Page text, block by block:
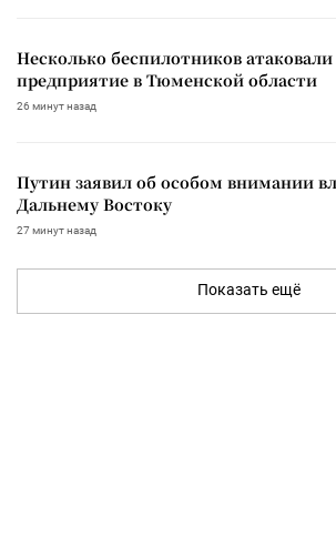
Несколько беспилотников
предприятие в Тюменской области
26 минут назад
Путин заявил об особом внимании
Дальнему Востоку
27 минут назад
Показать ещё